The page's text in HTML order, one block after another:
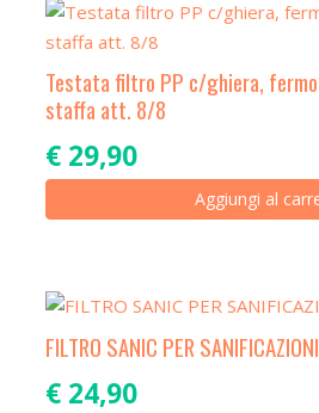
Testata filtro PP c/ghiera,
staffa att. 8/8
€29,90
Aggiungi al
FILTRO SANIC PER SANIFICAZIONI
€24,90